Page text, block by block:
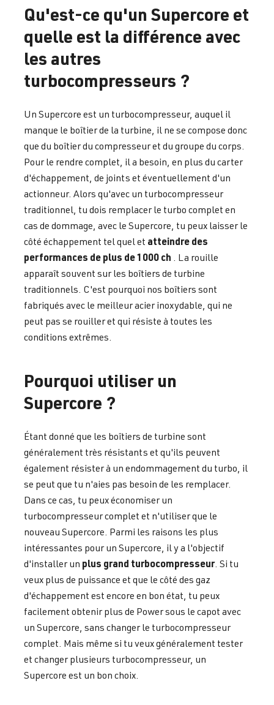
Qu'est-ce qu'un Supercore et
quelle est la différence avec
les autres
turbocompresseurs ?
Un Supercore est un turbocompresseur, auquel il
manque le boîtier de la turbine, il ne se compose donc
que du boîtier du compresseur et du groupe du corps.
Pour le rendre complet, il a besoin, en plus du carter
d'échappement, de joints et éventuellement d'un
actionneur. Alors qu'avec un turbocompresseur
traditionnel, tu dois remplacer le turbo complet en
cas de dommage, avec le Supercore, tu peux laisser le
côté échappement tel quel et atteindre des
performances de plus de 1000 ch . La rouille
apparaît souvent sur les boîtiers de turbine
traditionnels. C'est pourquoi nos boîtiers sont
fabriqués avec le meilleur acier inoxydable, qui ne
peut pas se rouiller et qui résiste à toutes les
conditions extrêmes.
Pourquoi utiliser un
Supercore ?
Étant donné que les boîtiers de turbine sont
généralement très résistants et qu'ils peuvent
également résister à un endommagement du turbo, il
se peut que tu n'aies pas besoin de les remplacer.
Dans ce cas, tu peux économiser un
turbocompresseur complet et n'utiliser que le
nouveau Supercore. Parmi les raisons les plus
intéressantes pour un Supercore, il y a l'objectif
d'installer un plus grand turbocompresseur. Si tu
veux plus de puissance et que le côté des gaz
d'échappement est encore en bon état, tu peux
facilement obtenir plus de Power sous le capot avec
un Supercore, sans changer le turbocompresseur
complet. Mais même si tu veux généralement tester
et changer plusieurs turbocompresseur, un
Supercore est un bon choix.